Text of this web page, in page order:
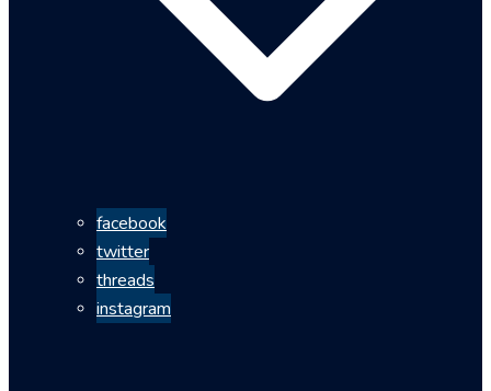
facebook
twitter
threads
instagram